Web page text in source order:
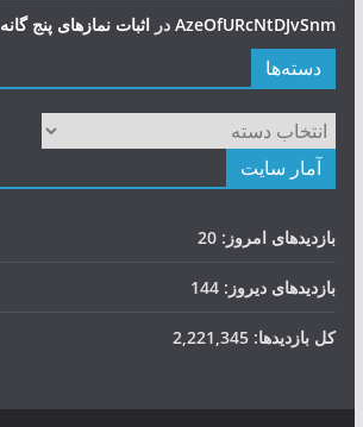
AzeOfURcNtDJvSnmدر اثبات نمازهای پنج گانه
دسته‌ها
دسته‌ها
آمار سایت
بازدیدهای امروز: 20
بازدیدهای دیروز: 144
کل بازدیدها: 2,221,345